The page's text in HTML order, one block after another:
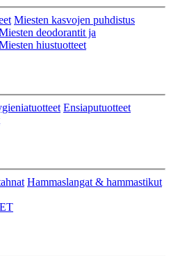
Miesten kasvojen puhdistus
deodorantit ja
hiustuotteet
Ensiaputuotteet
Hammaslangat & hammastikut